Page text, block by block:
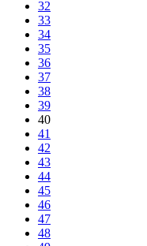
32
33
34
35
36
37
38
39
40
41
42
43
44
45
46
47
48